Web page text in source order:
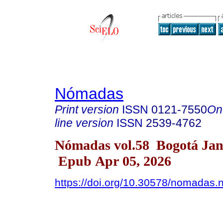
Nómadas
Print version ISSN 0121-7550
line version ISSN 2539-4762
Nómadas vol.58 Bogotá
Epub Apr 05, 2026
https://doi.org/10.30578/